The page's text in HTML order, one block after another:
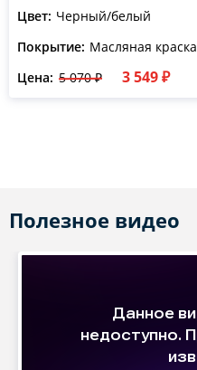
Цвет: Черный/белый
Покрытие: Масляная краска
Цена: 5 070 ₽ 3 549 ₽
Полезное видео